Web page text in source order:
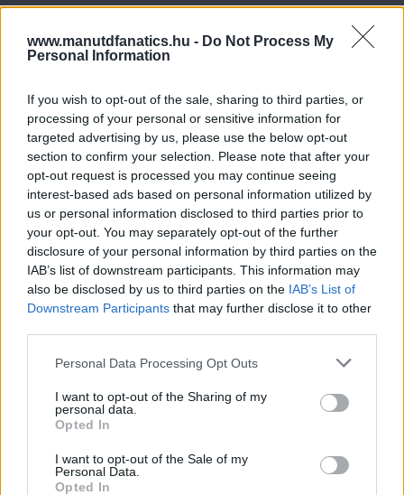
www.manutdfanatics.hu - Do Not Process My
Personal Information
If you wish to opt-out of the sale, sharing to third parties, or
processing of your personal or sensitive information for
targeted advertising by us, please use the below opt-out
section to confirm your selection. Please note that after your
opt-out request is processed you may continue seeing
interest-based ads based on personal information utilized by
us or personal information disclosed to third parties prior to
your opt-out. You may separately opt-out of the further
disclosure of your personal information by third parties on the
IAB’s list of downstream participants. This information may
also be disclosed by us to third parties on the IAB’s List of
Downstream Participants that may further disclose it to other
Please note that this website/app uses one or more Google
not limited to your visit or usage behaviour. You may click to
grant or deny consent to Google and its third-party tags to
use your data for below specified purposes in below Google
consent section.
Personal Data Processing Opt Outs
I want to opt-out of the Sharing of my
personal data.
Opted In
I want to opt-out of the Sale of my
Personal Data.
Opted In